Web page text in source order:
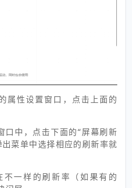
属性设置窗口，点击上面的
口中，点击下面的“屏幕刷新
菜单中选择相应的刷新率就
一样的刷新率（如果有的